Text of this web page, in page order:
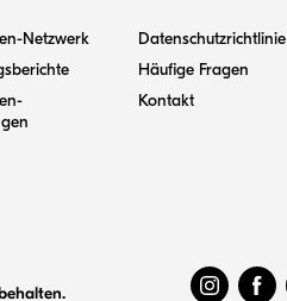
Netzwerk
Datenschutzrichtlinie
Häufige Fragen
Kontakt